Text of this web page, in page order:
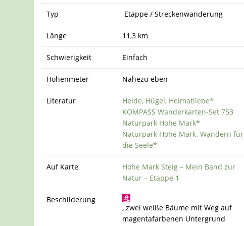
Typ Etappe / Streckenwanderung
Länge 11,3 km
Schwierigkeit Einfach
Höhenmeter Nahezu eben
Literatur
Heide, Hügel, Heimatliebe*
KOMPASS Wanderkarten-Set 753
Naturpark Hohe Mark*
Naturpark Hohe Mark. Wandern für
die Seele*
Auf Karte
Hohe Mark Steig – Mein Band zur
Natur – Etappe 1
Beschilderung
, zwei weiße Bäume mit Weg auf
magentafarbenen Untergrund